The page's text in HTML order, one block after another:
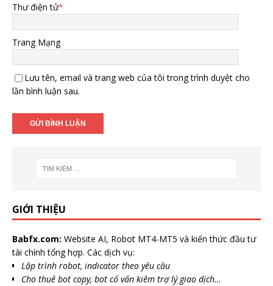
Thư điện tử*
Trang Mạng
Lưu tên, email và trang web của tôi trong trình duyệt cho
lần bình luận sau.
GIỚI THIỆU
Babfx.com: Website AI, Robot MT4-MT5 và kiến thức đầu tư
tài chính tổng hợp. Các dịch vụ:
Lập trình robot, indicator theo yêu cầu
Cho thuê bot copy, bot cố vấn kiêm trợ lý giao dịch…